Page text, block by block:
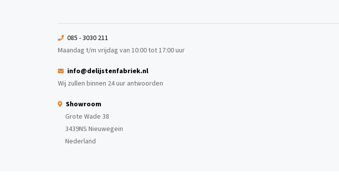
085 - 3030 211
Maandag t/m vrijdag van 10:00 tot 17:00 uur
info@delijstenfabriek.nl
Wij zullen binnen 24 uur antwoorden
Showroom
Grote Wade 38
3439NS Nieuwegein
Nederland